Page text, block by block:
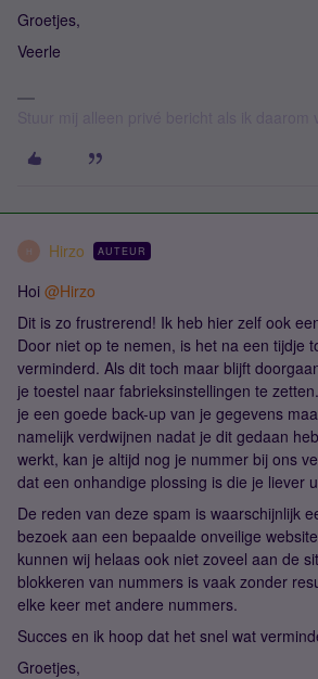
Groetjes,
Veerle
H Hirzo AUTEUR
Hoi @Hirzo
Dit is zo frustrerend! Ik heb hier zelf ook
Door niet op te nemen, is het na een tijdje
verminderd. Als dit toch maar blijft
je toestel naar fabrieksinstellingen te
je een goede back-up van je gegevens
namelijk verdwijnen nadat je dit gedaan
werkt, kan je altijd nog je nummer bij ons
dat een onhandige plossing is die je liever
De reden van deze spam is waarschijnlijk
bezoek aan een bepaalde onveilige
kunnen wij helaas ook niet zoveel aan de
blokkeren van nummers is vaak zonder
elke keer met andere nummers.
Succes en ik hoop dat het snel wat
Groetjes,